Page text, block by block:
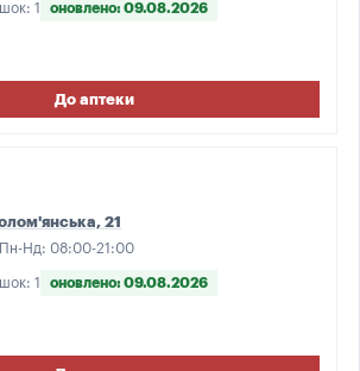
1 оновлено: 09.08.2026
До аптеки
21
Пн-Нд: 08:00-21:00
1 оновлено: 09.08.2026